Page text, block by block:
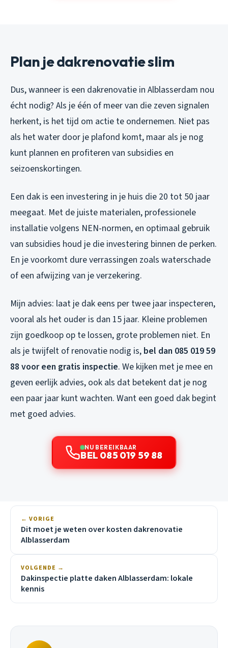
Plan je dakrenovatie slim
Dus, wanneer is een dakrenovatie in Alblasserdam nou
écht nodig? Als je één of meer van die zeven signalen
herkent, is het tijd om actie te ondernemen. Niet pas
als het water door je plafond komt, maar als je nog
kunt plannen en profiteren van subsidies en
seizoenskortingen.
Een dak is een investering in je huis die 20 tot 50 jaar
meegaat. Met de juiste materialen, professionele
installatie volgens NEN-normen, en optimaal gebruik
van subsidies houd je die investering binnen de perken.
En je voorkomt dure verrassingen zoals waterschade
of een afwijzing van je verzekering.
Mijn advies: laat je dak eens per twee jaar inspecteren,
vooral als het ouder is dan 15 jaar. Kleine problemen
zijn goedkoop op te lossen, grote problemen niet. En
als je twijfelt of renovatie nodig is, bel dan 085 019 59
88 voor een gratis inspectie. We kijken met je mee en
geven eerlijk advies, ook als dat betekent dat je nog
een paar jaar kunt wachten. Want een goed dak begint
met goed advies.
NU BEREIKBAAR
BEL 085 019 59 88
← VORIGE
Dit moet je weten over kosten dakrenovatie
Alblasserdam
VOLGENDE →
Dakinspectie platte daken Alblasserdam: lokale
kennis